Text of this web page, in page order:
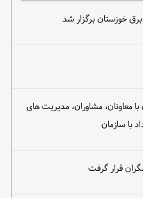
خوزستان برگزار شد
مشاوران، مدیریت های
سازمان
قرار گرفت